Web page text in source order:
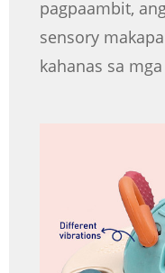
pagpaambit,
sensory
kahanas sa